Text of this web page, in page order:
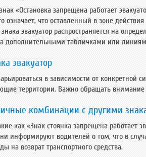
«Остановка запрещена работает
означает, что оставленный в зоне
эвакуатор распространяется на
дополнительными табличками или
эвакуатор
в зависимости от конкретной
территории. Важно обращать
комбинации с другими
как «Знак стоянка запрещена работает
информируют водителей о том, что в
на возврат транспортного средства.